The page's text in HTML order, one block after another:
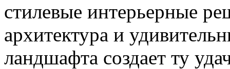
стилевые интерьерные
архитектура и
ландшафта создает ту